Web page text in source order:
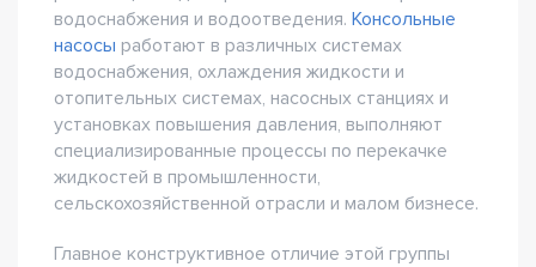
водоснабжения и водоотведения. Консольные
насосы работают в различных системах
водоснабжения, охлаждения жидкости и
отопительных системах, насосных станциях и
установках повышения давления, выполняют
специализированные процессы по перекачке
жидкостей в промышленности,
сельскохозяйственной отрасли и малом бизнесе.
Главное конструктивное отличие этой группы